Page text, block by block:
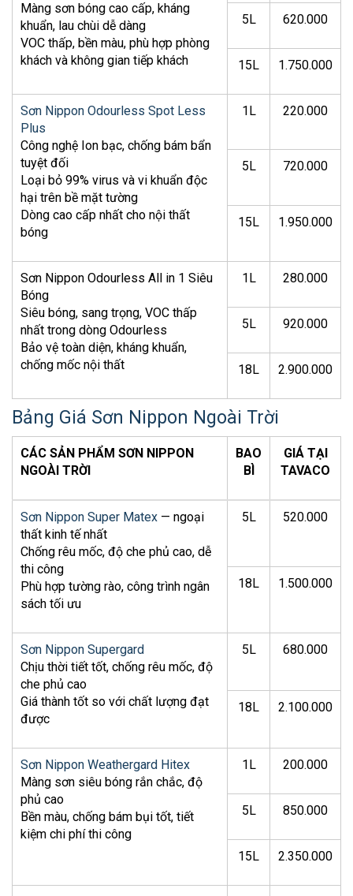
Màng sơn bóng cao cấp, kháng
khuẩn, lau chùi dễ dàng
VOC thấp, bền màu, phù hợp phòng
khách và không gian tiếp khách
5L 620.000
15L 1.750.000
Sơn Nippon Odourless Spot Less
Plus
Công nghệ Ion bạc, chống bám bẩn
tuyệt đối
Loại bỏ 99% virus và vi khuẩn độc
hại trên bề mặt tường
Dòng cao cấp nhất cho nội thất
bóng
1L 220.000
5L 720.000
15L 1.950.000
Sơn Nippon Odourless All in 1 Siêu
Bóng
Siêu bóng, sang trọng, VOC thấp
nhất trong dòng Odourless
Bảo vệ toàn diện, kháng khuẩn,
chống mốc nội thất
1L 280.000
5L 920.000
18L 2.900.000
Bảng Giá Sơn Nippon Ngoài Trời
CÁC SẢN PHẨM SƠN NIPPON
NGOÀI TRỜI
BAO
BÌ
GIÁ TẠI
TAVACO
Sơn Nippon Super Matex — ngoại
thất kinh tế nhất
Chống rêu mốc, độ che phủ cao, dễ
thi công
Phù hợp tường rào, công trình ngân
sách tối ưu
5L 520.000
18L 1.500.000
Sơn Nippon Supergard
Chịu thời tiết tốt, chống rêu mốc, độ
che phủ cao
Giá thành tốt so với chất lượng đạt
được
5L 680.000
18L 2.100.000
Sơn Nippon Weathergard Hitex
Màng sơn siêu bóng rắn chắc, độ
phủ cao
Bền màu, chống bám bụi tốt, tiết
kiệm chi phí thi công
1L 200.000
5L 850.000
15L 2.350.000